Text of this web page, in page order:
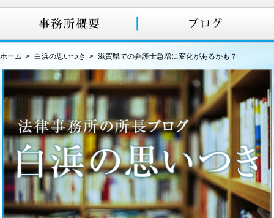
ホーム 白浜の思いつき 滋賀県での弁護士急増に変化があるかも？